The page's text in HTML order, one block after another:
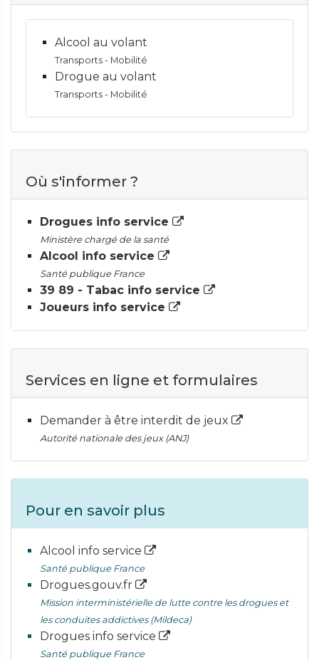
Alcool au volant
Transports - Mobilité
Drogue au volant
Transports - Mobilité
Où s'informer ?
Drogues info service
Ministère chargé de la santé
Alcool info service
Santé publique France
39 89 - Tabac info service
Joueurs info service
Services en ligne et formulaires
Demander à être interdit de jeux
Autorité nationale des jeux (ANJ)
Pour en savoir plus
Alcool info service
Santé publique France
Drogues.gouv.fr
Mission interministérielle de lutte contre les drogues et
les conduites addictives (Mildeca)
Drogues info service
Santé publique France